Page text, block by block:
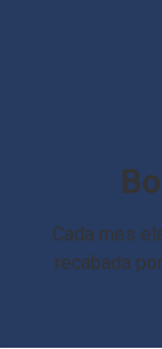
Cada mes
recabada